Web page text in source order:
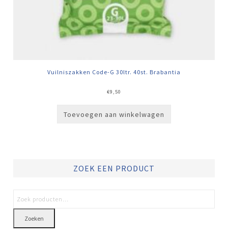
Vuilniszakken Code-G 30ltr. 40st. Brabantia
€9,50
Toevoegen aan winkelwagen
ZOEK EEN PRODUCT
Zoeken